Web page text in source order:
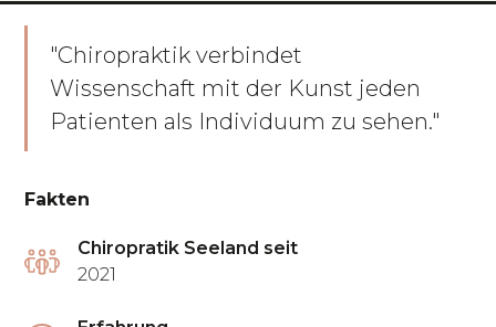
"Chiropraktik verbindet
Wissenschaft mit der Kunst jeden
Patienten als Individuum zu sehen."
Fakten
Chiropratik Seeland seit
2021